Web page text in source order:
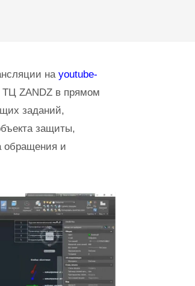
на youtube-
ZANDZ в прямом
заданий,
защиты,
обращения и